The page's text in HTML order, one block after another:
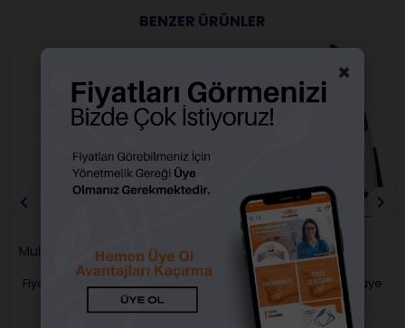
BENZER ÜRÜNLER
Muhtelif Led Cihazı Ucu
Fiyatları görebilmek için üye
girişi yapmalısınız.
Ücretsiz Kargo
Woodpecker Led B Işınlı
Dolgu Cihazı
Fiyatları görebilmek için üye
girişi yapmalısınız.
×